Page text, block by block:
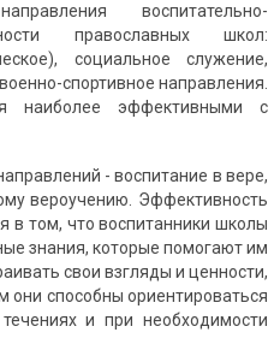
воспитательно-
православных школ:
социальное служение,
спортивное направления.
наиболее эффективными с
- воспитание в вере,
вероучению. Эффективность
в том, что воспитанники школы
знания, которые помогают им
свои взгляды и ценности,
они способны ориентироваться
и при необходимости